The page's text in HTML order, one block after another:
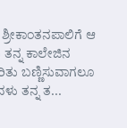
ಆ
ಕಾಲೇಜಿನ
ಬಣ್ಣಿಸುವಾಗಲೂ
ತನ್ನ ತ...